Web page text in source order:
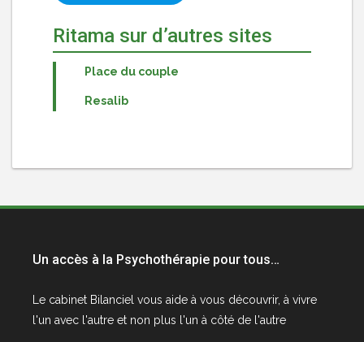
Ritama sur d’autres sites
Place du couple
Resalib
Un accès à la Psychothérapie pour tous…
Le cabinet Bilanciel vous aide à vous découvrir, à vivre
l'un avec l'autre et non plus l'un à côté de l'autre